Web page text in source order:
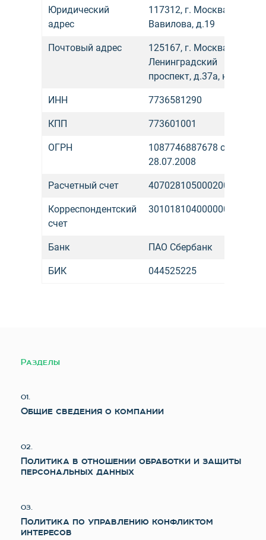
Разделы
01.
Общие сведения о компании
02.
Политика в отношении обработки и защиты
персональных данных
03.
Политика по управлению конфликтом
интересов
Юридический
адрес
117312, г. Москва, ул.
Вавилова, д.19
Почтовый адрес
125167, г. Москва,
Ленинградский
проспект, д.37а, корп. 4
ИНН 7736581290
КПП 773601001
ОГРН
1087746887678 от
28.07.2008
Расчетный счет 40702810500020008013
Корреспондентский
счет
30101810400000000225
Банк ПАО Сбербанк
БИК 044525225